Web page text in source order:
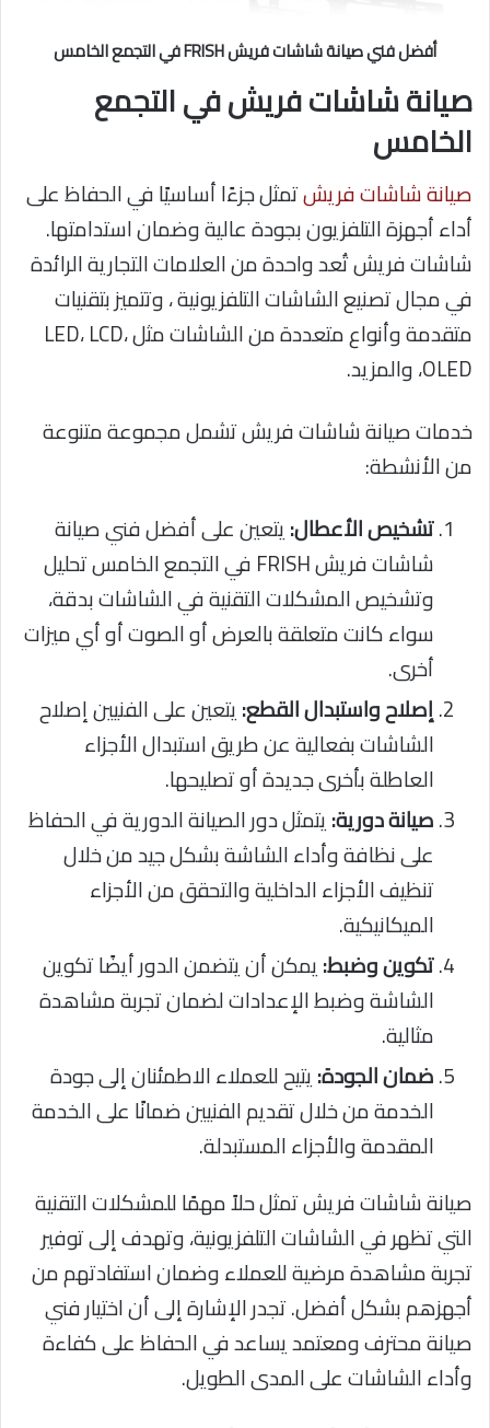
أفضل فني صيانة شاشات فريش FRISH في التجمع الخامس
صيانة شاشات فريش في التجمع
الخامس
صيانة شاشات فريشتمثل جزءًا أساسيًا في الحفاظ على
أداء أجهزة التلفزيون بجودة عالية وضمان استدامتها.
شاشات فريش تُعد واحدة من العلامات التجارية الرائدة
في مجال تصنيع الشاشات التلفزيونية ، وتتميز بتقنيات
متقدمة وأنواع متعددة من الشاشات مثل LED، LCD،
OLED، والمزيد.
خدمات صيانة شاشات فريش تشمل مجموعة متنوعة
من الأنشطة:
تشخيص الأعطال:يتعين على أفضل فني صيانة
شاشات فريش FRISH في التجمع الخامس تحليل
وتشخيص المشكلات التقنية في الشاشات بدقة،
سواء كانت متعلقة بالعرض أو الصوت أو أي ميزات
أخرى.
إصلاح واستبدال القطع:يتعين على الفنيين إصلاح
الشاشات بفعالية عن طريق استبدال الأجزاء
العاطلة بأخرى جديدة أو تصليحها.
صيانة دورية:يتمثل دور الصيانة الدورية في الحفاظ
على نظافة وأداء الشاشة بشكل جيد من خلال
تنظيف الأجزاء الداخلية والتحقق من الأجزاء
الميكانيكية.
تكوين وضبط:يمكن أن يتضمن الدور أيضًا تكوين
الشاشة وضبط الإعدادات لضمان تجربة مشاهدة
مثالية.
ضمان الجودة:يتيح للعملاء الاطمئنان إلى جودة
الخدمة من خلال تقديم الفنيين ضمانًا على الخدمة
المقدمة والأجزاء المستبدلة.
صيانة شاشات فريش تمثل حلاً مهمًا للمشكلات التقنية
التي تظهر في الشاشات التلفزيونية، وتهدف إلى توفير
تجربة مشاهدة مرضية للعملاء وضمان استفادتهم من
أجهزهم بشكل أفضل. تجدر الإشارة إلى أن اختيار فني
صيانة محترف ومعتمد يساعد في الحفاظ على كفاءة
وأداء الشاشات على المدى الطويل.